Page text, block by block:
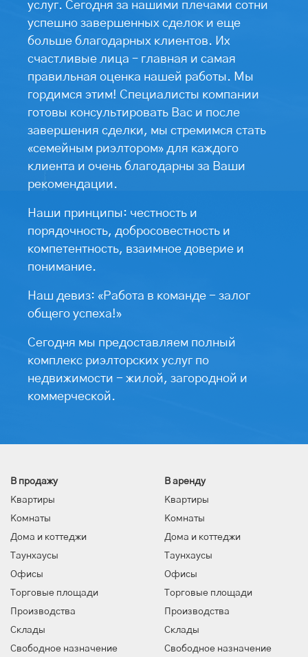
услуг. Сегодня за нашими плечами сотни
успешно завершенных сделок и еще
больше благодарных клиентов. Их
счастливые лица – главная и самая
правильная оценка нашей работы. Мы
гордимся этим! Специалисты компании
готовы консультировать Вас и после
завершения сделки, мы стремимся стать
«семейным риэлтором» для каждого
клиента и очень благодарны за Ваши
рекомендации.
Наши принципы: честность и
порядочность, добросовестность и
компетентность, взаимное доверие и
понимание.
Наш девиз: «Работа в команде - залог
общего успеха!»
Сегодня мы предоставляем полный
комплекс риэлторских услуг по
недвижимости - жилой, загородной и
коммерческой.
В продажу
Квартиры
Комнаты
Дома и коттеджи
Таунхаусы
Офисы
Торговые площади
Производства
Склады
Свободное назначение
В аренду
Квартиры
Комнаты
Дома и коттеджи
Таунхаусы
Офисы
Торговые площади
Производства
Склады
Свободное назначение